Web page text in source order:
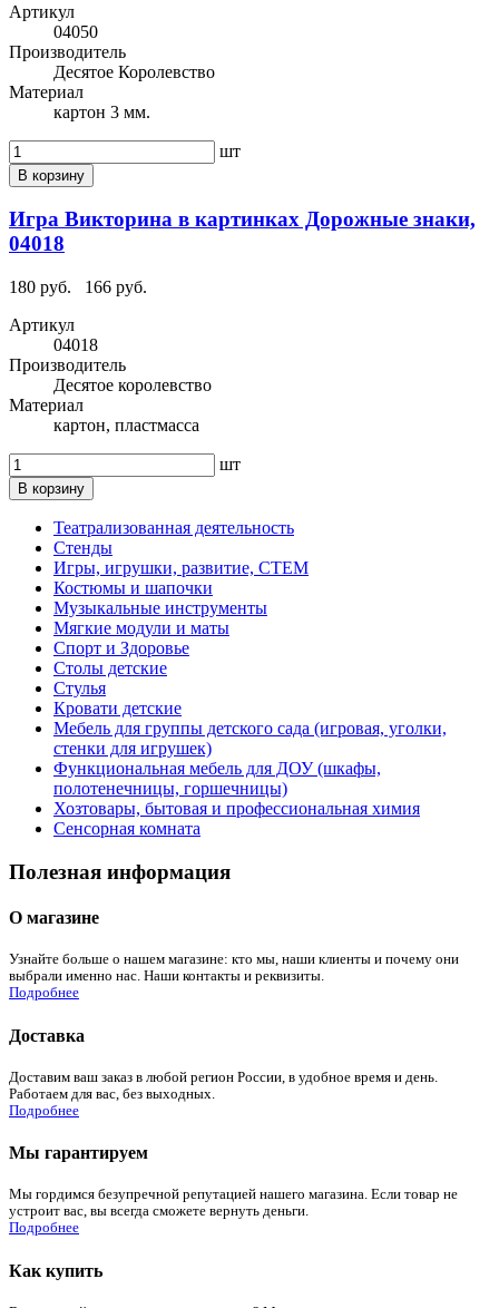
Артикул
04050
Производитель
Десятое Королевство
Материал
картон 3 мм.
шт
В корзину
Игра Викторина в картинках Дорожные знаки,
04018
180 руб.
166 руб.
Артикул
04018
Производитель
Десятое королевство
Материал
картон, пластмасса
шт
В корзину
Театрализованная деятельность
Стенды
Игры, игрушки, развитие, СТЕМ
Костюмы и шапочки
Музыкальные инструменты
Мягкие модули и маты
Спорт и Здоровье
Столы детские
Стулья
Кровати детские
Мебель для группы детского сада (игровая, уголки,
стенки для игрушек)
Функциональная мебель для ДОУ (шкафы,
полотенечницы, горшечницы)
Хозтовары, бытовая и профессиональная химия
Сенсорная комната
Полезная информация
О магазине
Узнайте больше о нашем магазине: кто мы, наши клиенты и почему они
выбрали именно нас. Наши контакты и реквизиты.
Подробнее
Доставка
Доставим ваш заказ в любой регион России, в удобное время и день.
Работаем для вас, без выходных.
Подробнее
Мы гарантируем
Мы гордимся безупречной репутацией нашего магазина. Если товар не
устроит вас, вы всегда сможете вернуть деньги.
Подробнее
Как купить